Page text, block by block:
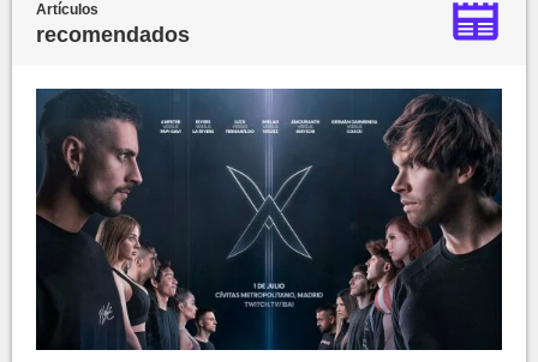
Artículos
recomendados